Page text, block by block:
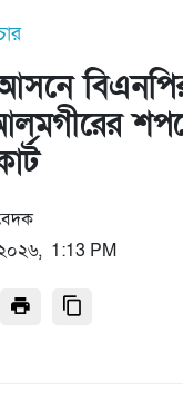
বিএনপির
1:13 PM